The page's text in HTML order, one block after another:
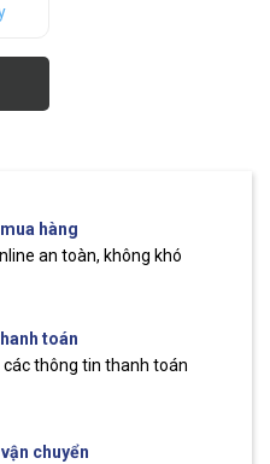
hàng
an toàn, không khó
toán
các thông tin thanh toán
chuyển